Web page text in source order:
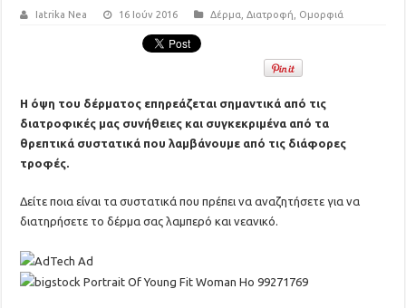
Iatrika Nea 16 Ιούν 2016 Δέρμα ,Διατροφή Ομορφιά
Η όψη του δέρματος επηρεάζεται σημαντικά από τις
διατροφικές μας συνήθειες και συγκεκριμένα από τα
θρεπτικά συστατικά που λαμβάνουμε από τις διάφορες
τροφές.
Δείτε ποια είναι τα συστατικά που πρέπει να αναζητήσετε για να
διατηρήσετε το δέρμα σας λαμπερό και νεανικό.